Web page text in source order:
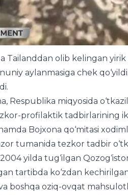
Tailanddan olib kelingan
aylanmasiga chek
Respublika miqyosida
profilaktik tadbirlarining
Bojxona qo‘mitasi
tumanida tezkor tadbir
yilda tug‘ilgan
tartibda ko‘zdan
boshqa oziq-ovqat